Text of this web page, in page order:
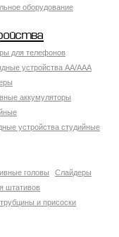
оборудование
для телефонов
устройства AA/AAA
аккумуляторы
устройства студийные
головы
Слайдеры
штативов
и присоски